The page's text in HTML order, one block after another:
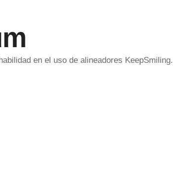
en el uso de alineadores KeepSmiling.